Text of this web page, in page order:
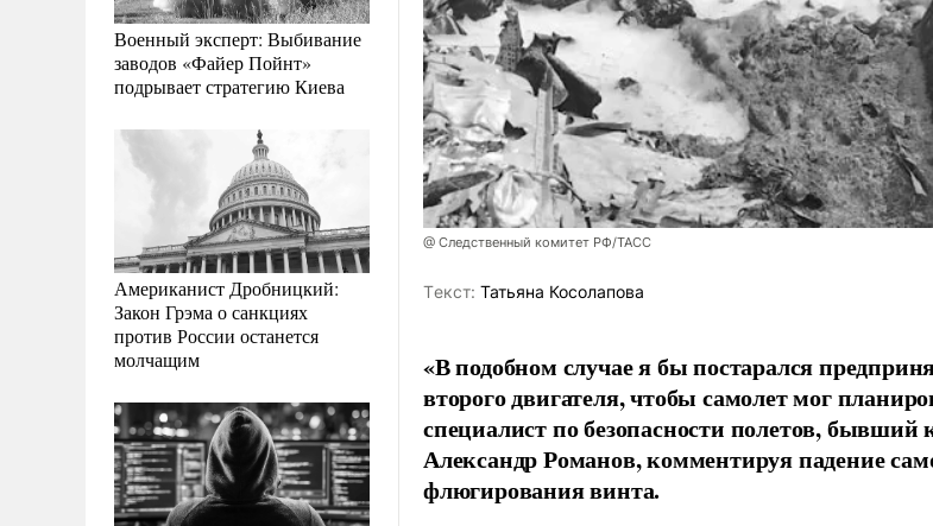
Военный эксперт: Выбивание
заводов «Файер Пойнт»
подрывает стратегию Киева
Американист Дробницкий:
Закон Грэма о санкциях
против России останется
молчащим
@ Следственный комитет РФ/ТАСС
Tекст: Татьяна Косолапова
«В подобном случае я бы постарался
второго двигателя, чтобы самолет мог
специалист по безопасности полетов, бывший
Александр Романов, комментируя падение
флюгирования винта.